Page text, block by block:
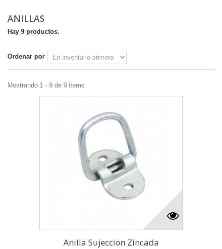
ANILLAS
Hay 9 productos.
Ordenar por
Mostrando 1 - 9 de 9 items
Anilla Sujeccion Zincada